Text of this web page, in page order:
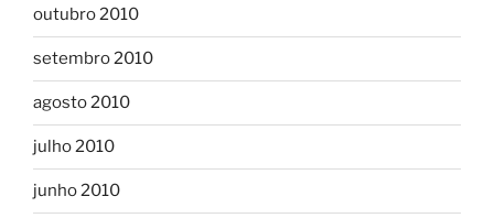
outubro 2010
setembro 2010
agosto 2010
julho 2010
junho 2010